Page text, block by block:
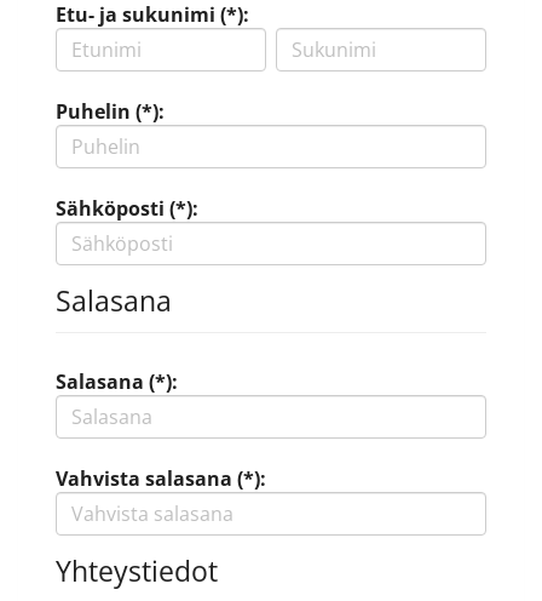
Etu- ja sukunimi (*):
Puhelin (*):
Sähköposti (*):
Salasana
Salasana (*):
Vahvista salasana (*):
Yhteystiedot